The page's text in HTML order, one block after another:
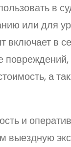
в
или для
включает в
повреждений,
а
и
выездную